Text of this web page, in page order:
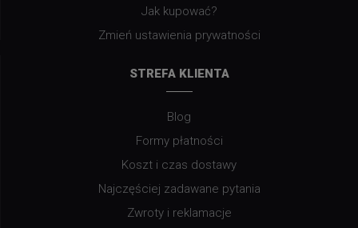
Jak kupować?
Zmień ustawienia prywatności
STREFA KLIENTA
Blog
Formy płatności
Koszt i czas dostawy
Najczęściej zadawane pytania
Zwroty i reklamacje